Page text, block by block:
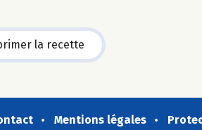
la recette
Mentions légales